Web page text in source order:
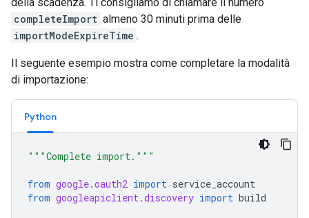
completeImport almeno 30 minuti prima delle
importModeExpireTime .
Il seguente esempio mostra come completare la modalità
di importazione:
Python
"""Complete import."""
from google.oauth2 import service_account
from googleapiclient.discovery import build